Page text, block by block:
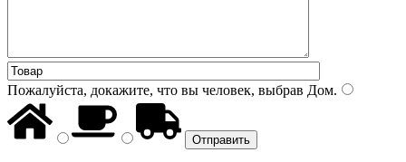
Пожалуйста, докажите, что вы человек, выбрав Дом.